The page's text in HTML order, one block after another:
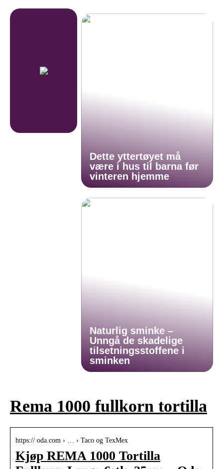
Dette yttertøyet må
være i hus til barna før
vinteren hjemme
Naturlig sminke –
Unngå de skadelige
tilsetningsstoffene i
sminken
Rema 1000 fullkorn tortilla
https:// oda.com › … › Taco og TexMex
Kjøp REMA 1000 Tortilla